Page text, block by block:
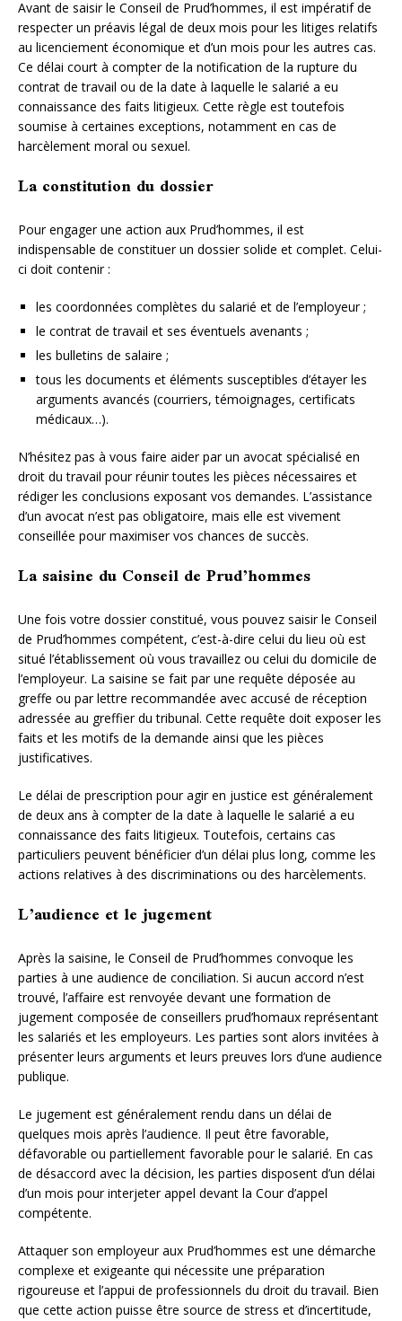
Avant de saisir le Conseil de Prud’hommes, il est impératif de
respecter un préavis légal de deux mois pour les litiges relatifs
au licenciement économique et d’un mois pour les autres cas.
Ce délai court à compter de la notification de la rupture du
contrat de travail ou de la date à laquelle le salarié a eu
connaissance des faits litigieux. Cette règle est toutefois
soumise à certaines exceptions, notamment en cas de
harcèlement moral ou sexuel.
La constitution du dossier
Pour engager une action aux Prud’hommes, il est
indispensable de constituer un dossier solide et complet. Celui-
ci doit contenir :
les coordonnées complètes du salarié et de l’employeur ;
le contrat de travail et ses éventuels avenants ;
les bulletins de salaire ;
tous les documents et éléments susceptibles d’étayer les
arguments avancés (courriers, témoignages, certificats
médicaux…).
N’hésitez pas à vous faire aider par un avocat spécialisé en
droit du travail pour réunir toutes les pièces nécessaires et
rédiger les conclusions exposant vos demandes. L’assistance
d’un avocat n’est pas obligatoire, mais elle est vivement
conseillée pour maximiser vos chances de succès.
La saisine du Conseil de Prud’hommes
Une fois votre dossier constitué, vous pouvez saisir le Conseil
de Prud’hommes compétent, c’est-à-dire celui du lieu où est
situé l’établissement où vous travaillez ou celui du domicile de
l’employeur. La saisine se fait par une requête déposée au
greffe ou par lettre recommandée avec accusé de réception
adressée au greffier du tribunal. Cette requête doit exposer les
faits et les motifs de la demande ainsi que les pièces
justificatives.
Le délai de prescription pour agir en justice est généralement
de deux ans à compter de la date à laquelle le salarié a eu
connaissance des faits litigieux. Toutefois, certains cas
particuliers peuvent bénéficier d’un délai plus long, comme les
actions relatives à des discriminations ou des harcèlements.
L’audience et le jugement
Après la saisine, le Conseil de Prud’hommes convoque les
parties à une audience de conciliation. Si aucun accord n’est
trouvé, l’affaire est renvoyée devant une formation de
jugement composée de conseillers prud’homaux représentant
les salariés et les employeurs. Les parties sont alors invitées à
présenter leurs arguments et leurs preuves lors d’une audience
publique.
Le jugement est généralement rendu dans un délai de
quelques mois après l’audience. Il peut être favorable,
défavorable ou partiellement favorable pour le salarié. En cas
de désaccord avec la décision, les parties disposent d’un délai
d’un mois pour interjeter appel devant la Cour d’appel
compétente.
Attaquer son employeur aux Prud’hommes est une démarche
complexe et exigeante qui nécessite une préparation
rigoureuse et l’appui de professionnels du droit du travail. Bien
que cette action puisse être source de stress et d’incertitude,